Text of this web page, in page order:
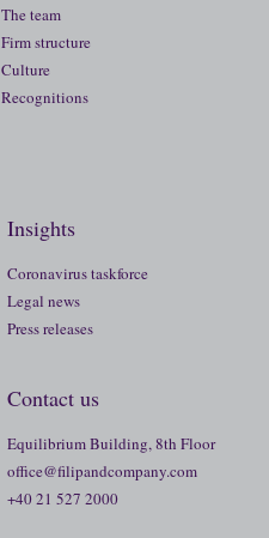
The team
Firm structure
Culture
Recognitions
Insights
Coronavirus taskforce
Legal news
Press releases
Contact us
Equilibrium Building, 8th Floor
office@filipandcompany.com
+40 21 527 2000